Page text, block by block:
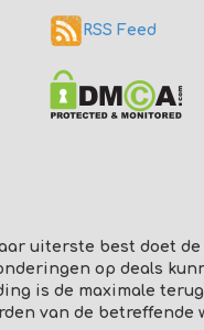
RSS Feed
uiterste best doet
op deals
is de maximale
van de betreffende